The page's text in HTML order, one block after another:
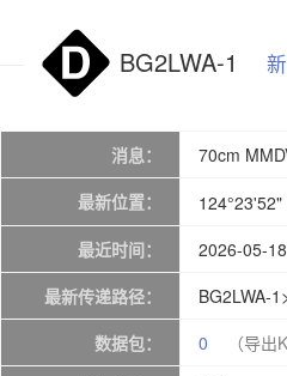
BG2LWA-1
消息：
70cm
最新位置：
最近时间：
2026-05-
最新传递路径：
BG2LWA-
数据包：
0 （导出